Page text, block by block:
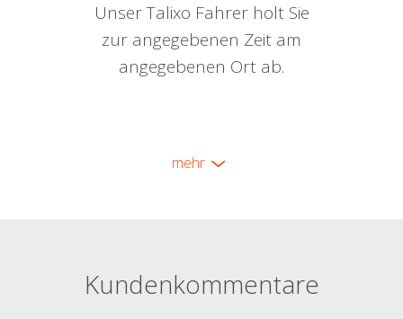
Unser Talixo Fahrer holt Sie
zur angegebenen Zeit am
angegebenen Ort ab.
mehr
Kundenkommentare